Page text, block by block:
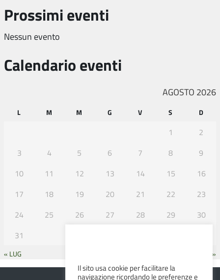
Prossimi eventi
Nessun evento
Calendario eventi
AGOSTO 2026
L M M G V S D
1
2
3
4 5 6 7 8
9
10
11 12 13 14 15
16
17
18 19 20 21 22
23
24
25 26 27 28 29
30
31
« LUG
SET »
Il sito usa cookie per facilitare la
navigazione ricordando le preferenze e